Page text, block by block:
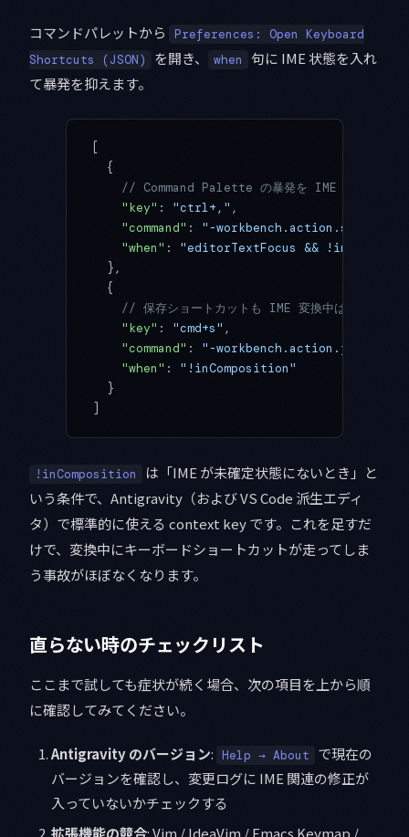
コマンドパレットから
Preferences: Open Keyboard
Shortcuts (JSON)
を開き、 when
句に IME 状態を入れ
て暴発を抑えます。
[
  {
// Command Palette の暴発を IME 未確定中の
    "key"
: "ctrl+," ,
    "command"
: "-
    "when"
: "editorTextFocus &&
  },
  {
// 保存ショートカットも IME 変換中は無効化して
    "key"
: "cmd+s" ,
    "command"
: "-
    "when"
: "!inComposition"
  }
]
!inComposition
は「IME が未確定状態にないとき」と
いう条件で、Antigravity（および VS Code 派生エディ
タ）で標準的に使える context key です。これを足すだ
けで、変換中にキーボードショートカットが走ってしま
う事故がほぼなくなります。
直らない時のチェックリスト
ここまで試しても症状が続く場合、次の項目を上から順
に確認してみてください。
Antigravity のバージョン: Help → About
で現在の
バージョンを確認し、変更ログに IME 関連の修正が
入っていないかチェックする
拡張機能の競合: Vim / IdeaVim / Emacs Keymap /